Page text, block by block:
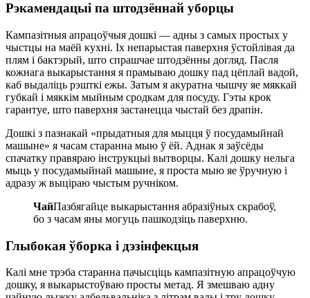
Рэкамендацыі па штодзённай уборцы
Кампазітныя апрацоўчыя дошкі — адны з самых простых у
чыстцы на маёй кухні. Іх непарыстая паверхня ўстойлівая да
плям і бактэрый, што спрашчае штодзённы догляд. Пасля
кожнага выкарыстання я прамываю дошку пад цёплай вадой,
каб выдаліць рэшткі ежы. Затым я акуратна чышчу яе мяккай
губкай і мяккім мыйным сродкам для посуду. Гэты крок
гарантуе, што паверхня застанецца чыстай без драпін.
Дошкі з пазнакай «прыдатныя для мыцця ў посудамыйнай
машыне» я часам старанна мыю ў ёй. Аднак я заўсёды
спачатку правяраю інструкцыі вытворцы. Калі дошку нельга
мыць у посудамыйнай машыне, я проста мыю яе ўручную і
адразу ж выціраю чыстым ручніком.
ЧайПазбягайце выкарыстання абразіўных скрабоў,
бо з часам яны могуць пашкодзіць паверхню.
Глыбокая ўборка і дэзінфекцыя
Калі мне трэба старанна пачысціць кампазітную апрацоўчую
дошку, я выкарыстоўваю просты метад. Я змешваю адну